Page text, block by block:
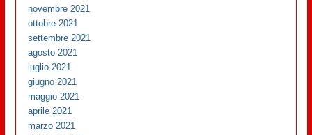
novembre 2021
ottobre 2021
settembre 2021
agosto 2021
luglio 2021
giugno 2021
maggio 2021
aprile 2021
marzo 2021